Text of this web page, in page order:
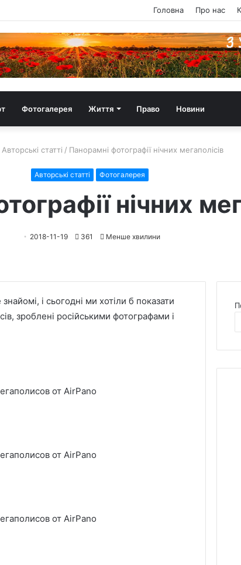
Головна Про нас
Фотогалерея Життя Право Новини
Авторські статті / Панорамні фотографії нічних мегаполісів
Авторські статті Фотогалерея
нічних
2018-11-19 361 Менше хвилини
і сьогодні ми хотіли б показати
зроблені російськими фотографами і